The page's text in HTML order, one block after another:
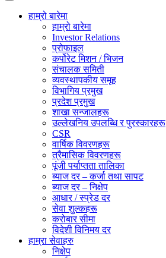
हाम्रो बारेमा
हाम्रो बारेमा
Investor Relations
प्रोफाइल
कर्पोरेट मिशन / भिजन
संचालक समिती
व्यवस्थापकीय समूह
विभागिय प्रमुख
प्रदेश प्रमुख
शाखा सन्जालहरू
उल्लेखनिय उपलब्धि र पुरस्कारहरू
CSR
वार्षिक विवरणहरू
त्रैमासिक विवरणहरू
पूंजी पर्याप्तता तालिका
ब्याज दर – कर्जा तथा सापट
ब्याज दर – निक्षेप
आधार / स्प्रेड दर
सेवा शुल्कहरू
करोबार सीमा
विदेशी विनिमय दर
हाम्रा सेवाहरु
निक्षेप